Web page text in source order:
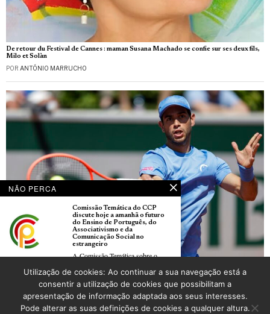
De retour du Festival de Cannes : maman Susana Machado se confie sur ses deux fils,
Milo et Solàn
POR ANTÓNIO MARRUCHO
Roland Garros: Nuno Borges iguala melhor prestação ao avançar para a terceira
ronda
_LUSOJORNAL
NÃO PERCA
Comissão Temática do CCP
discute hoje a amanhã o futuro
do Ensino de Português, do
Associativismo e da
Comunicação Social no
estrangeiro
A Comissão Temática sobre o
Arquivos da versão em papel do
LusoJornal já estão disponíveis
O LusoJornal disponibiliza a partir
de
Utilização de cookies: Ao continuar a sua navegação está a
consentir a utilização de cookies que possibilitam a
apresentação de informação adaptada aos seus interesses.
Pode alterar as suas definições de cookies a qualquer altura.